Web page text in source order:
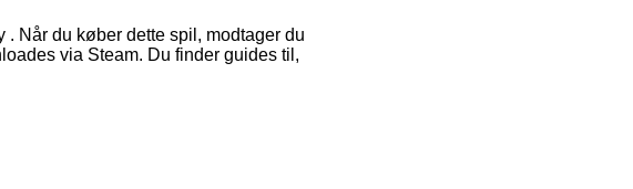
Når du køber dette spil, modtager du
via Steam. Du finder guides til,